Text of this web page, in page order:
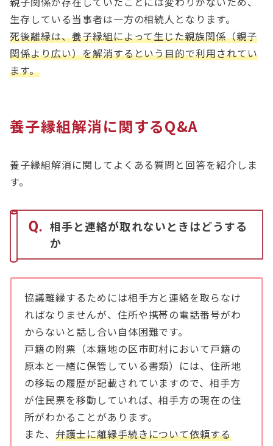
生存している当事者は一方の相続人となります。
死後離縁は、養子縁組によって生じた親族関係（親子
関係より広い）を解消するという目的で利用されてい
ます。
養子縁組解消に関するQ&A
養子縁組解消に関してよくある質問と回答を紹介しま
す。
相手と連絡が取れないときはどうする
か
協議離縁するためには相手方と連絡を取らなけ
ればなりませんが、住所や携帯の電話番号がわ
からないと話し合い自体困難です。
戸籍の附票（本籍地の区市町村において戸籍の
原本と一緒に保管している書類）には、住所地
の移転の履歴が記載されていますので、相手方
が住民票を移動していれば、相手方の現在の住
所がわかることがあります。
また、 弁護士に離縁手続きについて依頼する